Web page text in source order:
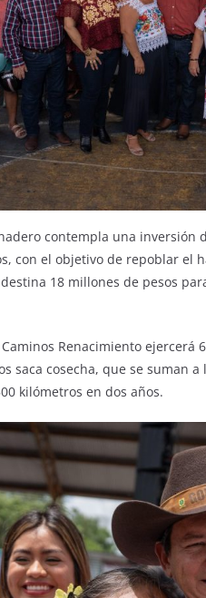
contempla una
con el objetivo de repoblar el
18 millones de pesos
Renacimiento
saca cosecha, que se suman
kilómetros en dos años.